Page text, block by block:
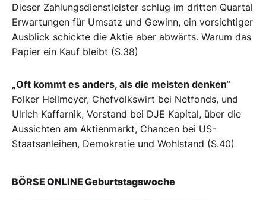
Dieser Zahlungsdienstleister schlug im dritten Quartal
Erwartungen für Umsatz und Gewinn, ein vorsichtiger
Ausblick schickte die Aktie aber abwärts. Warum das
Papier ein Kauf bleibt (S.38)
„Oft kommt es anders, als die meisten denken“
Folker Hellmeyer, Chefvolkswirt bei Netfonds, und
Ulrich Kaffarnik, Vorstand bei DJE Kapital, über die
Aussichten am Aktienmarkt, Chancen bei US-
Staatsanleihen, Demokratie und Wohlstand (S.40)
BÖRSE ONLINE Geburtstagswoche